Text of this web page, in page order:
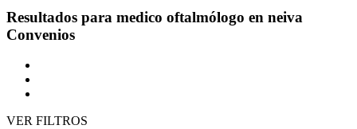
Resultados para medico oftalmólogo en neiva
Convenios
VER FILTROS